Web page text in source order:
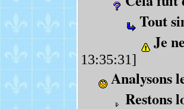
Tout
Je
13:35:31]
Analysons
Restons